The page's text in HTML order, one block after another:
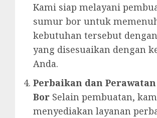
Kami siap melayani
sumur bor untuk
kebutuhan tersebut
yang disesuaikan dengan
Anda.
Perbaikan dan
Bor Selain pembuatan,
menyediakan layanan